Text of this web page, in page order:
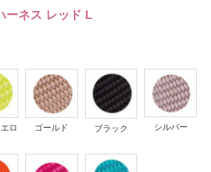
ーネス レッド L
ロ
ゴールド ブラック シルバー